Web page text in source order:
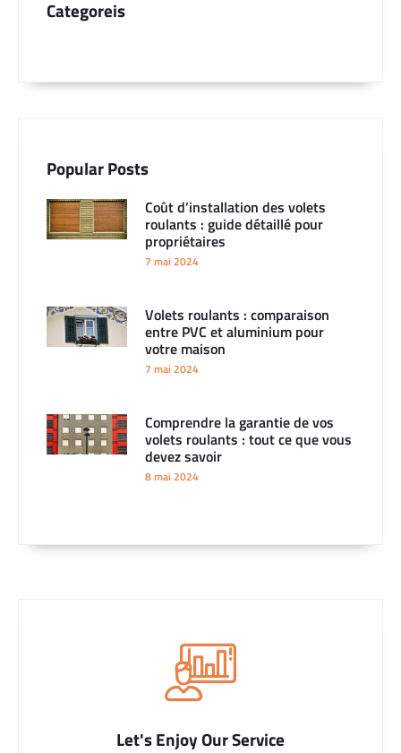
Categoreis
Popular Posts
Coût d’installation des volets
roulants : guide détaillé pour
propriétaires
7 mai 2024
Volets roulants : comparaison
entre PVC et aluminium pour
votre maison
7 mai 2024
Comprendre la garantie de vos
volets roulants : tout ce que vous
devez savoir
8 mai 2024
Let's Enjoy Our Service